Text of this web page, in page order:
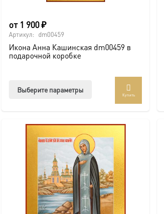
от 1 900₽
Артикул: dm00459
Икона Анна Кашинская dm00459 в
подарочной коробке
Выберите параметры
Опции
можно
выбрать
на
странице
товара.
Купить